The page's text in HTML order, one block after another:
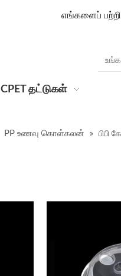
எங்களைப் பற்றி
CPET தட்டுகள்
PP உணவு கொள்கலன் » பிபி